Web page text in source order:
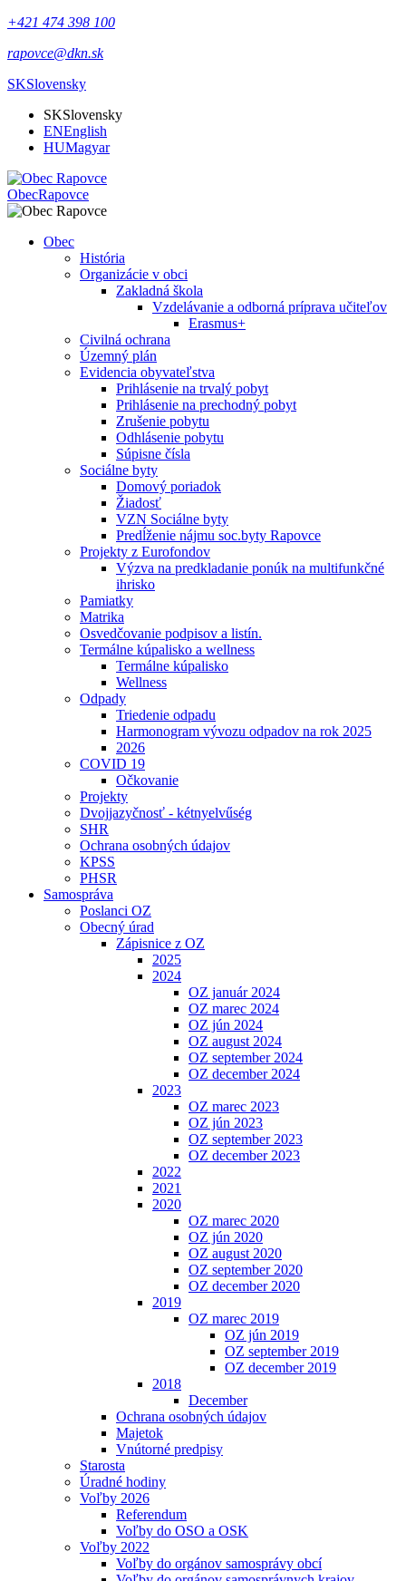
+421 474 398 100
rapovce@dkn.sk
SKSlovensky
SKSlovensky
ENEnglish
HUMagyar
ObecRapovce
Obec
História
Organizácie v obci
Zakladná škola
Vzdelávanie a odborná príprava učiteľov
Erasmus+
Civilná ochrana
Územný plán
Evidencia obyvateľstva
Prihlásenie na trvalý pobyt
Prihlásenie na prechodný pobyt
Zrušenie pobytu
Odhlásenie pobytu
Súpisne čísla
Sociálne byty
Domový poriadok
Žiadosť
VZN Sociálne byty
Predĺženie nájmu soc.byty Rapovce
Projekty z Eurofondov
Výzva na predkladanie ponúk na multifunkčné
ihrisko
Pamiatky
Matrika
Osvedčovanie podpisov a listín.
Termálne kúpalisko a wellness
Termálne kúpalisko
Wellness
Odpady
Triedenie odpadu
Harmonogram vývozu odpadov na rok 2025
2026
COVID 19
Očkovanie
Projekty
Dvojjazyčnosť - kétnyelvűség
SHR
Ochrana osobných údajov
KPSS
PHSR
Samospráva
Poslanci OZ
Obecný úrad
Zápisnice z OZ
2025
2024
OZ január 2024
OZ marec 2024
OZ jún 2024
OZ august 2024
OZ september 2024
OZ december 2024
2023
OZ marec 2023
OZ jún 2023
OZ september 2023
OZ december 2023
2022
2021
2020
OZ marec 2020
OZ jún 2020
OZ august 2020
OZ september 2020
OZ december 2020
2019
OZ marec 2019
OZ jún 2019
OZ september 2019
OZ december 2019
2018
December
Ochrana osobných údajov
Majetok
Vnútorné predpisy
Starosta
Úradné hodiny
Voľby 2026
Referendum
Voľby do OSO a OSK
Voľby 2022
Voľby do orgánov samosprávy obcí